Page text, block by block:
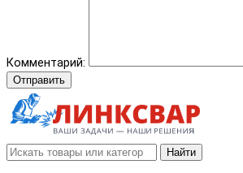
Комментарий:
Отправить
Найти